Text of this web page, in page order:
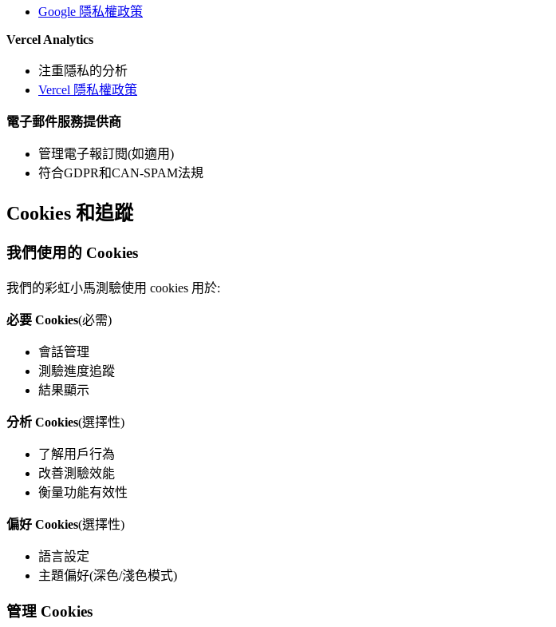
Google 隱私權政策
Vercel Analytics
注重隱私的分析
Vercel 隱私權政策
電子郵件服務提供商
管理電子報訂閱(如適用)
符合GDPR和CAN-SPAM法規
Cookies 和追蹤
我們使用的 Cookies
我們的彩虹小馬測驗使用 cookies 用於:
必要 Cookies(必需)
會話管理
測驗進度追蹤
結果顯示
分析 Cookies(選擇性)
了解用戶行為
改善測驗效能
衡量功能有效性
偏好 Cookies(選擇性)
語言設定
主題偏好(深色/淺色模式)
管理 Cookies